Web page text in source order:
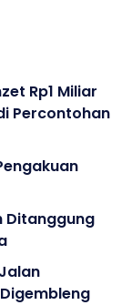
Rp1 Miliar
Percontohan
Ditanggung